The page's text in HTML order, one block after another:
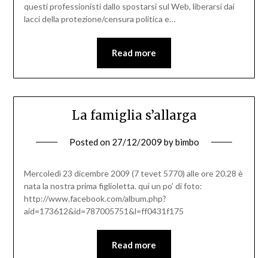
questi professionisti dallo spostarsi sul Web, liberarsi dai
lacci della protezione/censura politica e…
Read more
La famiglia s’allarga
Posted on 27/12/2009 bybimbo
Mercoledì 23 dicembre 2009 (7 tevet 5770) alle ore 20.28 è
nata la nostra prima figlioletta. qui un po’ di foto:
http://www.facebook.com/album.php?
aid=173612&id=787005751&l=ff0431f175
Read more